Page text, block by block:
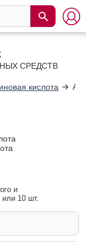
СРЕДСТВ
кислота
и
10 шт.